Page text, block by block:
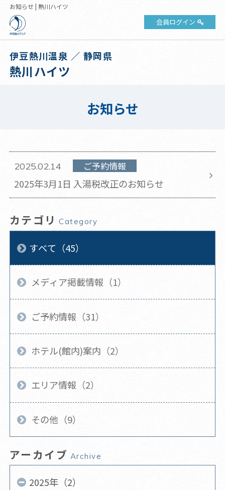
お知らせ | 熱川ハイツ
会員ログイン
伊豆熱川温泉 ／ 静岡県
熱川ハイツ
お知らせ
2025.02.14 ご予約情報
2025年3月1日 入湯税改正のお知らせ
カテゴリ Category
すべて（45）
メディア掲載情報（1）
ご予約情報（31）
ホテル(館内)案内（2）
エリア情報（2）
その他（9）
アーカイブ Archive
2025年（2）